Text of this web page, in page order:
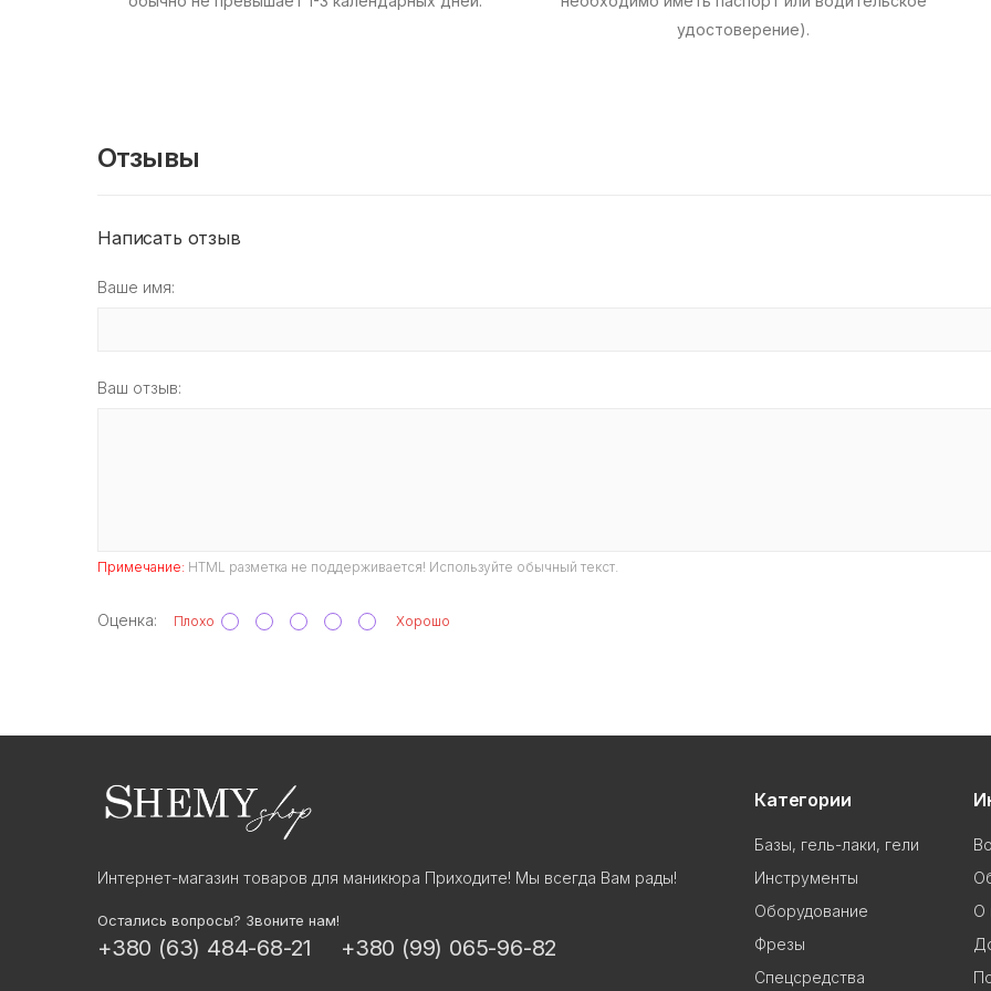
удостоверение).
Отзывы
Написать отзыв
Ваше имя:
Ваш отзыв:
Примечание: HTML разметка не поддерживается! Используйте обычный текст.
Оценка: Плохо Хорошо
Интернет-магазин товаров для маникюра Приходите! Мы всегда Вам рады!
Остались вопросы? Звоните нам!
+380 (63) 484-68-21 +380 (99) 065-96-82
Категории
Базы, гель-лаки, гели
Инструменты
Оборудование
Фрезы
Спецсредства
О